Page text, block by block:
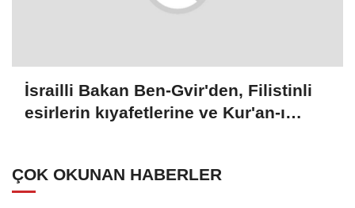
İsrailli Bakan Ben-Gvir'den, Filistinli
esirlerin kıyafetlerine ve Kur'an-ı
ÇOK OKUNAN HABERLER